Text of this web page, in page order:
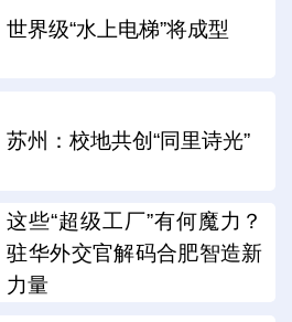
世界级“水上电梯”将成型
苏州：校地共创“同里诗光”
这些“超级工厂”有何魔力？
驻华外交官解码合肥智造新
力量